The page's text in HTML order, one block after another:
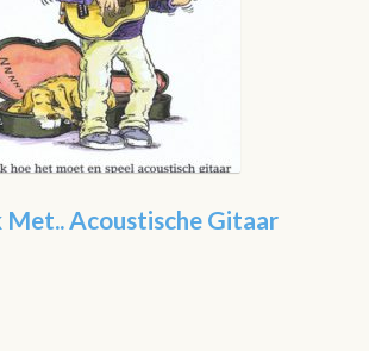
Met.. Acoustische Gitaar